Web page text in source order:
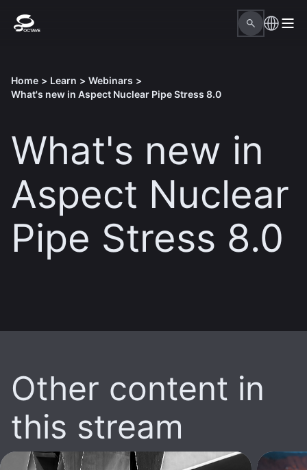
Home > Learn > Webinars >
What's new in Aspect Nuclear Pipe Stress 8.0
What's new in
Aspect Nuclear
Pipe Stress 8.0
Other content in
this stream